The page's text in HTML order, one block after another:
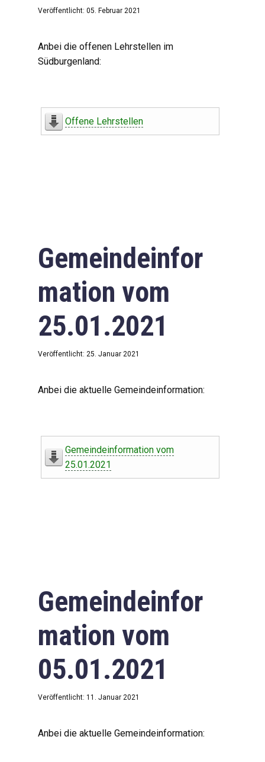
Veröffentlicht: 05. Februar 2021
Anbei die offenen Lehrstellen im
Südburgenland:
Offene Lehrstellen
Gemeindeinfor
mation vom
25.01.2021
Veröffentlicht: 25. Januar 2021
Anbei die aktuelle Gemeindeinformation:
Gemeindeinformation vom
25.01.2021
Gemeindeinfor
mation vom
05.01.2021
Veröffentlicht: 11. Januar 2021
Anbei die aktuelle Gemeindeinformation: